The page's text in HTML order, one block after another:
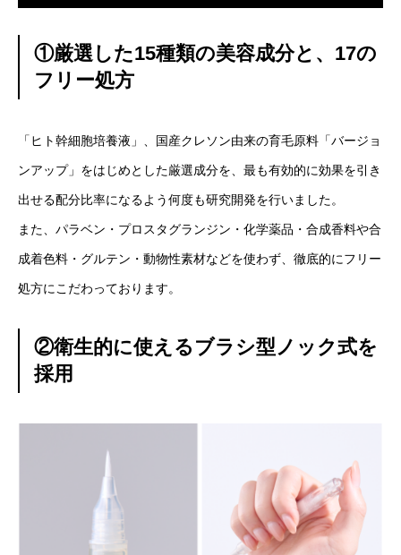
①厳選した15種類の美容成分と、17の
フリー処方
「ヒト幹細胞培養液」、国産クレソン由来の育毛原料「バージョ
ンアップ」をはじめとした厳選成分を、最も有効的に効果を引き
出せる配分比率になるよう何度も研究開発を行いました。
また、パラベン・プロスタグランジン・化学薬品・合成香料や合
成着色料・グルテン・動物性素材などを使わず、徹底的にフリー
処方にこだわっております。
②衛生的に使えるブラシ型ノック式を
採用